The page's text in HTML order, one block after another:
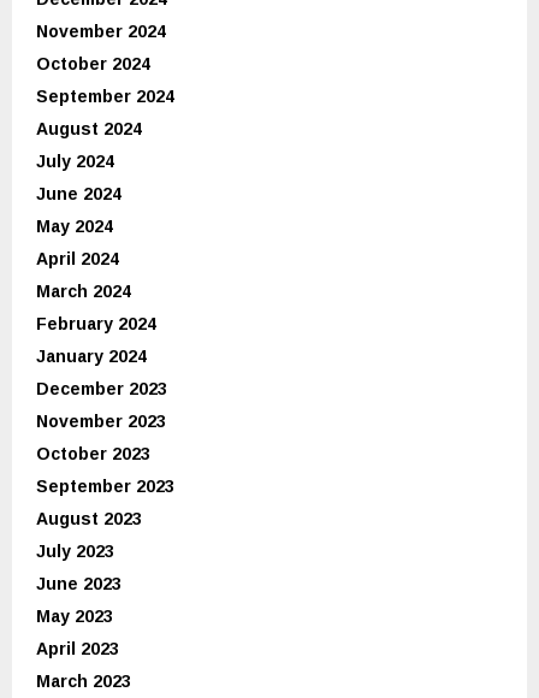
November 2024
October 2024
September 2024
August 2024
July 2024
June 2024
May 2024
April 2024
March 2024
February 2024
January 2024
December 2023
November 2023
October 2023
September 2023
August 2023
July 2023
June 2023
May 2023
April 2023
March 2023